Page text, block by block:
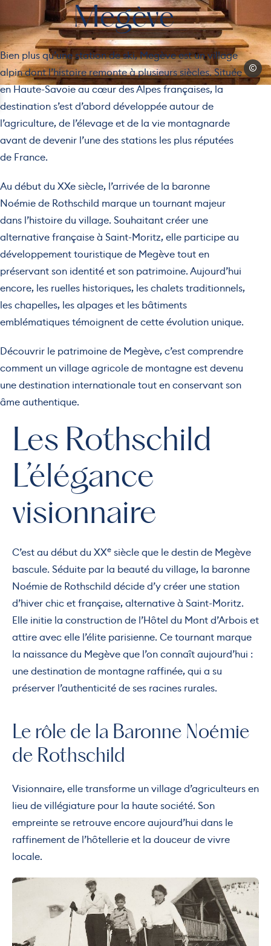
© Yvon
Megève
Bien plus qu’une station de ski, Megève est un village
alpin dont l’histoire remonte à plusieurs siècles. Située
en Haute-Savoie au cœur des Alpes françaises, la
destination s’est d’abord développée autour de
l’agriculture, de l’élevage et de la vie montagnarde
avant de devenir l’une des stations les plus réputées
de France.
Au début du XXe siècle, l’arrivée de la baronne
Noémie de Rothschild marque un tournant majeur
dans l’histoire du village. Souhaitant créer une
alternative française à Saint-Moritz, elle participe au
développement touristique de Megève tout en
préservant son identité et son patrimoine. Aujourd’hui
encore, les ruelles historiques, les chalets traditionnels,
les chapelles, les alpages et les bâtiments
emblématiques témoignent de cette évolution unique.
Découvrir le patrimoine de Megève, c’est comprendre
comment un village agricole de montagne est devenu
une destination internationale tout en conservant son
âme authentique.
Photo, © © famille ROTHSCHILD
Les Rothschild
L’élégance
visionnaire
C’est au début du XXe siècle que le destin de Megève
bascule. Séduite par la beauté du village, la baronne
Noémie de Rothschild décide d’y créer une station
d’hiver chic et française, alternative à Saint-Moritz.
Elle initie la construction de l’Hôtel du Mont d’Arbois et
attire avec elle l’élite parisienne. Ce tournant marque
la naissance du Megève que l’on connaît aujourd’hui :
une destination de montagne raffinée, qui a su
préserver l’authenticité de ses racines rurales.
Le rôle de la Baronne Noémie
de Rothschild
Visionnaire, elle transforme un village d’agriculteurs en
lieu de villégiature pour la haute société. Son
empreinte se retrouve encore aujourd’hui dans le
raffinement de l’hôtellerie et la douceur de vivre
locale.